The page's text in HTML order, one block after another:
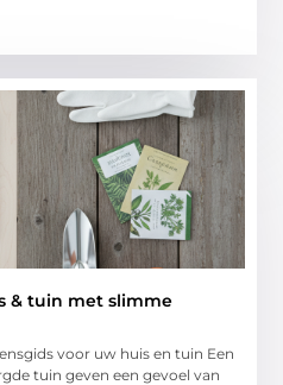
& tuin met slimme
voor uw huis en tuin Een
tuin geven een gevoel van